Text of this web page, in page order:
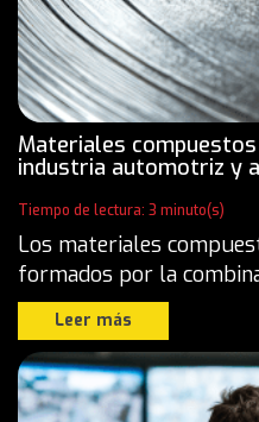
Materiales
industria automotriz y
Tiempo de lectura: 3 minuto(s)
Los materiales
formados por la
Leer más